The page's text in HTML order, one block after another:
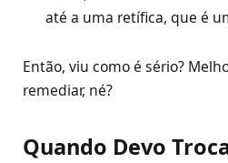
até a uma retífica, que é
Então, viu como é sério?
remediar, né?
Quando Devo